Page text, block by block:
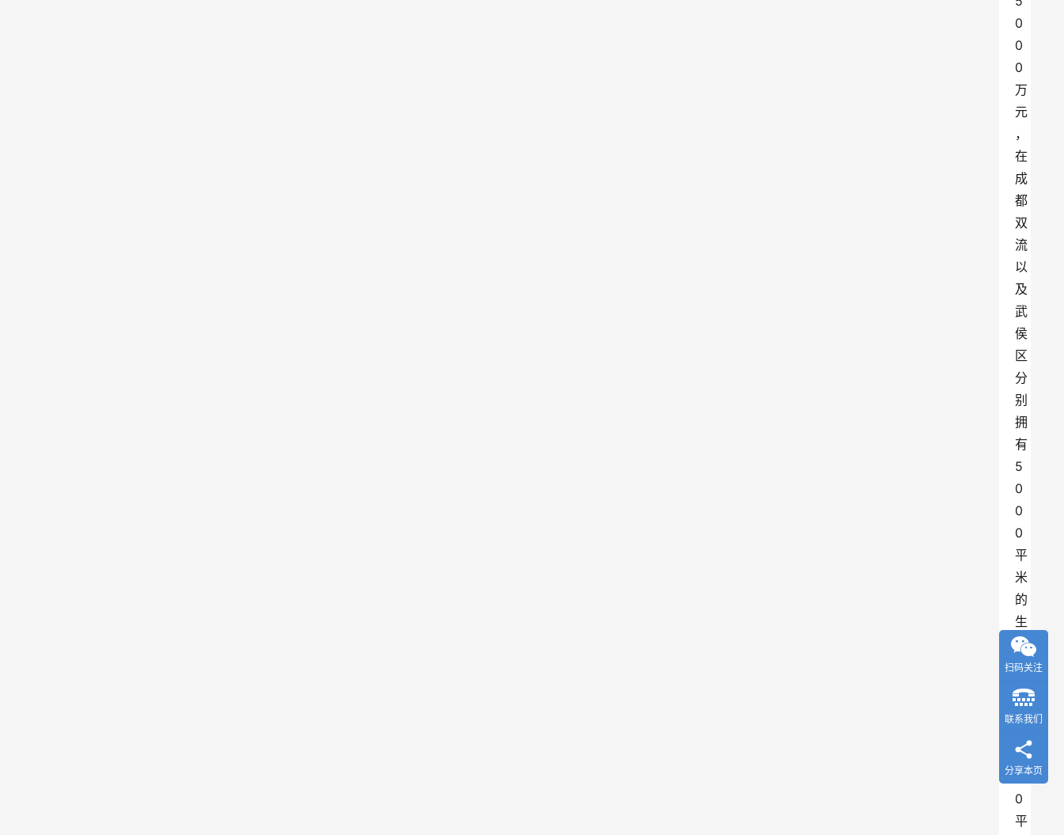
0
0
0
万
元
，
在
成
都
双
流
以
及
武
侯
区
分
别
拥
有
5
0
0
0
平
米
的
生
产
厂
房
及
0
0
0
平
扫码关注
联系我们
分享本页